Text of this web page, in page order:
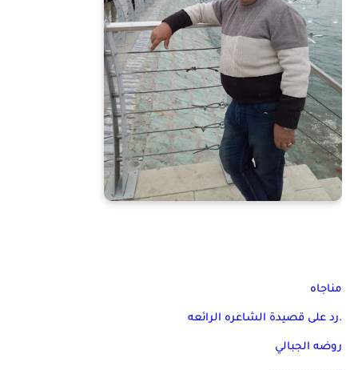
مناجاه
.رد على قصيدة الشاعره الرائعه
روضه الجبالي